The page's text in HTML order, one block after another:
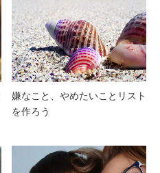
嫌なこと、やめたいことリスト
を作ろう